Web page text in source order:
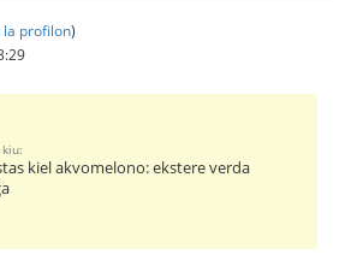
la profilon)
kiel akvomelono: ekstere verda